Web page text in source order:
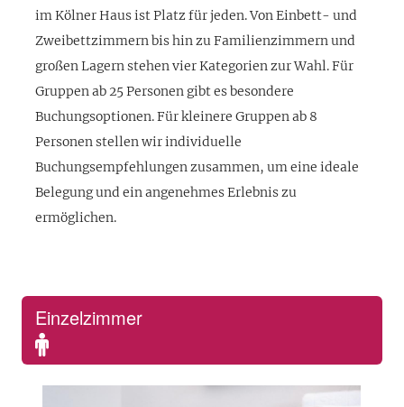
im Kölner Haus ist Platz für jeden. Von Einbett- und
Zweibettzimmern bis hin zu Familienzimmern und
großen Lagern stehen vier Kategorien zur Wahl. Für
Gruppen ab 25 Personen gibt es besondere
Buchungsoptionen. Für kleinere Gruppen ab 8
Personen stellen wir individuelle
Buchungsempfehlungen zusammen, um eine ideale
Belegung und ein angenehmes Erlebnis zu
ermöglichen.
Einzelzimmer
Standard
occupancy:
1